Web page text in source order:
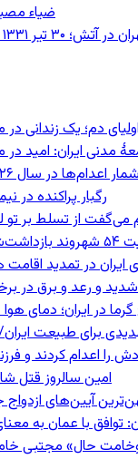
ضیاء
چه خبر بود؟
دم؛ یک زندانی در
مدنی ایران: امید
رگبار پراکنده در
از تسلط بر تو
۱۴۰۴
ایران در تمدید
و رعد و برق در
دمای هوا در ۶استان به ۵۰درجه
برای طبیعت
را اعدام کردند و
35 امین سالروز قتل
آیین‌های
توافق با عمان به
حال» مجتبی